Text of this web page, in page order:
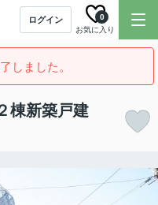
ログイン
お気に入り
0
しました。
棟新築戸建